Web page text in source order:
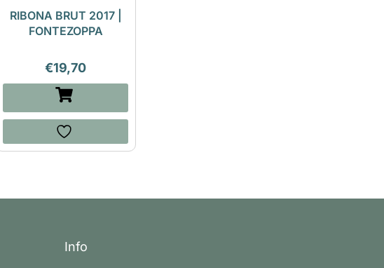
RIBONA BRUT 2017 |
FONTEZOPPA
€19,70
Info